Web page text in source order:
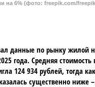
на 6% (фото: freepik.com/
данные по рынку жилой
года. Средняя стоимость
124 934 рублей, тогда
существенно ниже